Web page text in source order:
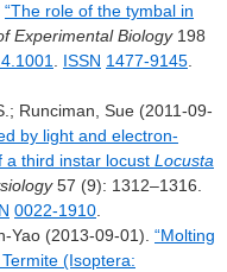
“The role of the tymbal in
Experimental Biology 198
ISSN 1477-9145
Runciman, Sue (2011-09-
by light and electron-
a third instar locust Locusta
57 (9): 1312–1316.
0022-1910
Yao (2013-09-01). “Molting
(Isoptera: